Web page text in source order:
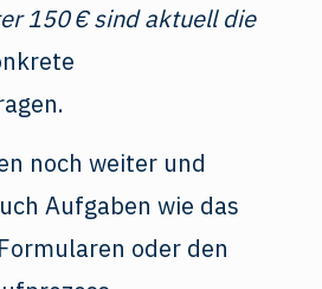
150 € sind aktuell die
noch weiter und
Aufgaben wie das
oder den